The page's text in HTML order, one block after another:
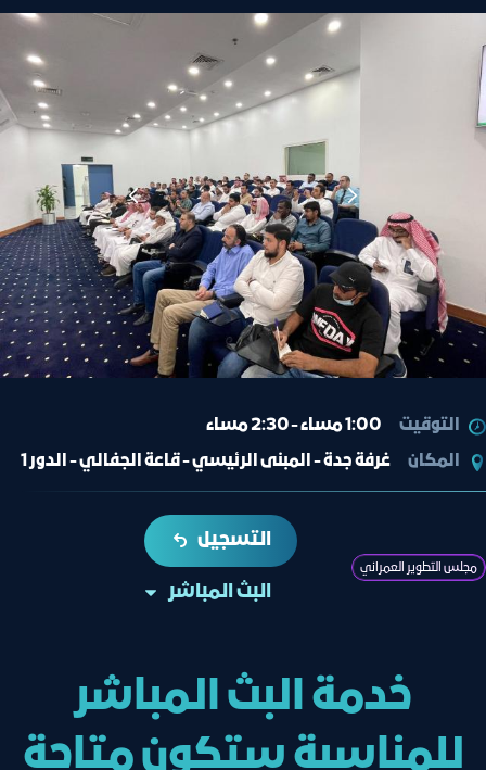
التوقيت
1:00 مساء - 2:30 مساء
المكان
غرفة جدة - المبنى الرئيسي - قاعة الجفالي - الدور 1
مجلس التطوير العمراني
التسجيل
البث المباشر
خدمة البث المباشر
للمناسبة ستكون متاحة